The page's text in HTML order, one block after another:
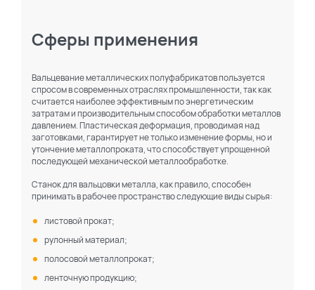
Сферы применения
Вальцевание металлических полуфабрикатов пользуется
спросом в современных отраслях промышленности, так как
считается наиболее эффективным по энергетическим
затратам и производительным способом обработки металлов
давлением. Пластическая деформация, проводимая над
заготовками, гарантирует не только изменение формы, но и
утончение металлопроката, что способствует упрощенной
последующей механической металлообработке.
Станок для вальцовки металла, как правило, способен
принимать в рабочее пространство следующие виды сырья:
листовой прокат;
рулонный материал;
полосовой металлопрокат;
ленточную продукцию;